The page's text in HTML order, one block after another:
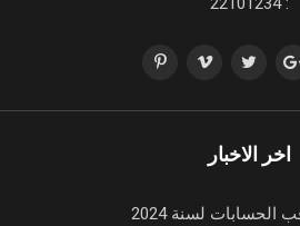
اخر الاخبار
الحسابات لسنة 2024